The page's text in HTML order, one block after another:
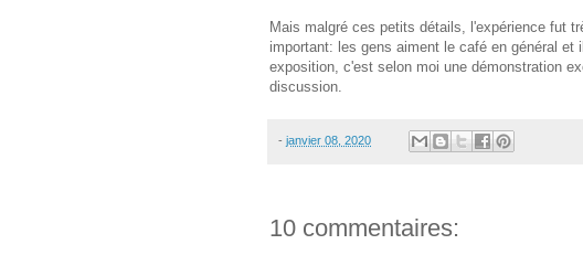
Mais malgré ces petits détails, l'expérience fut
important: les gens aiment le café en général
exposition, c'est selon moi une démonstration
discussion.
- janvier 08, 2020
10 commentaires: